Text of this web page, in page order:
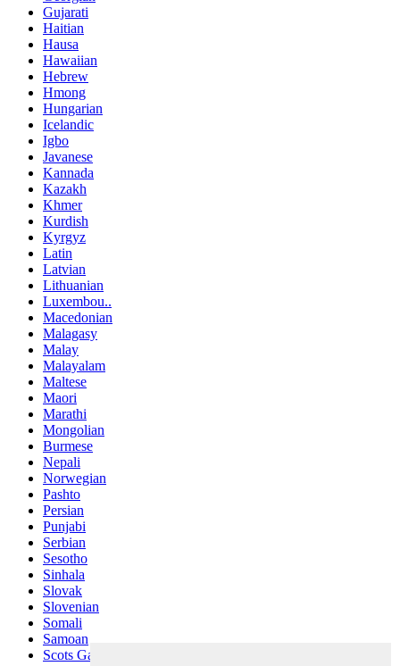
Gujarati
Haitian
Hausa
Hawaiian
Hebrew
Hmong
Hungarian
Icelandic
Igbo
Javanese
Kannada
Kazakh
Khmer
Kurdish
Kyrgyz
Latin
Latvian
Lithuanian
Luxembou..
Macedonian
Malagasy
Malay
Malayalam
Maltese
Maori
Marathi
Mongolian
Burmese
Nepali
Norwegian
Pashto
Persian
Punjabi
Serbian
Sesotho
Sinhala
Slovak
Slovenian
Somali
Samoan
Scots Gaelic